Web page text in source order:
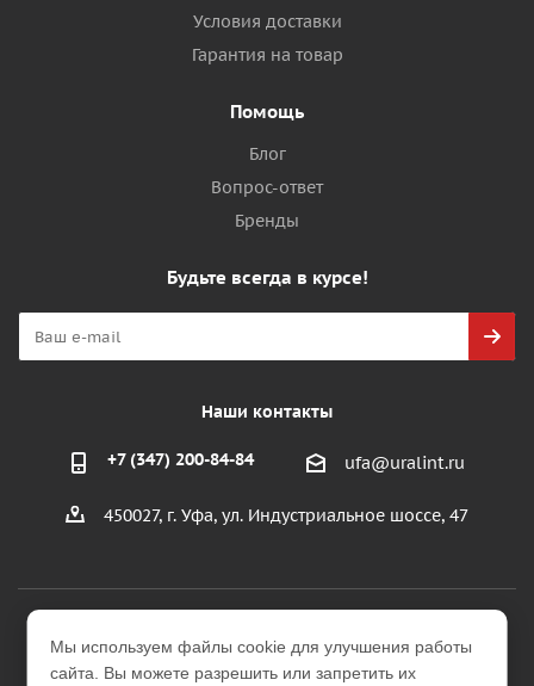
Условия доставки
Гарантия на товар
Помощь
Блог
Вопрос-ответ
Бренды
Будьте всегда в курсе!
Наши контакты
+7 (347) 200-84-84 ufa@uralint.ru
450027, г. Уфа, ул. Индустриальное шоссе, 47
2026 © ООО "УралИнтерьер"
Интернет-магазин строительных и отделочных
Мы используем файлы cookie для улучшения работы
сайта. Вы можете разрешить или запретить их